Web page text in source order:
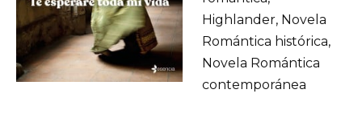
Highlander, Novela
Romántica histórica,
Novela Romántica
contemporánea